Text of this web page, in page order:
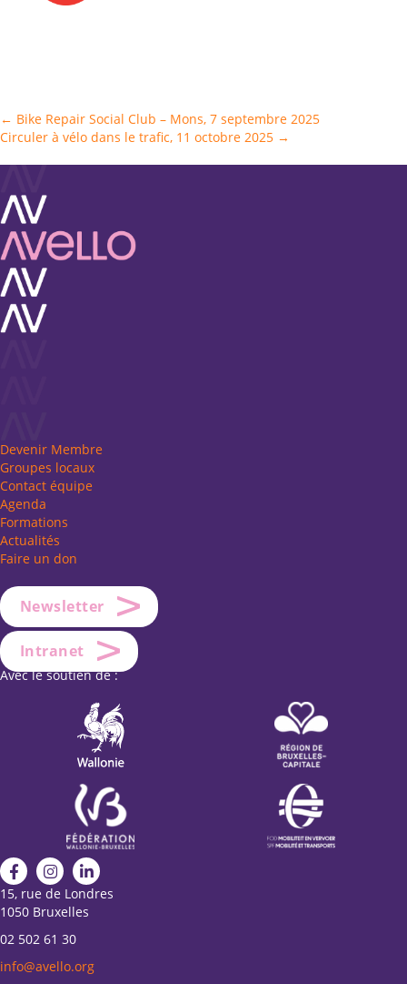
Posts
← Bike Repair Social Club – Mons, 7 septembre 2025
Circuler à vélo dans le trafic, 11 octobre 2025 →
Devenir Membre
Groupes locaux
Contact équipe
Agenda
Formations
Actualités
Faire un don
Newsletter
Intranet
Avec le soutien de :
15, rue de Londres
1050 Bruxelles
02 502 61 30
info@avello.org